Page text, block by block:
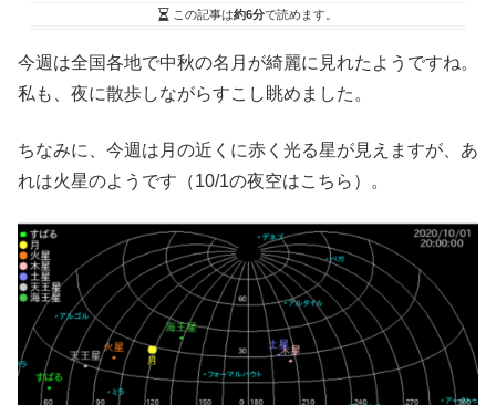
この記事は約6分で読めます。
今週は全国各地で中秋の名月が綺麗に見れたようですね。
私も、夜に散歩しながらすこし眺めました。
ちなみに、今週は月の近くに赤く光る星が見えますが、あ
れは火星のようです（10/1の夜空はこちら）。